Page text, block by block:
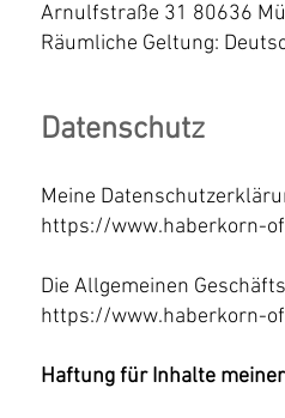
Arnulfstraße 31 80636
Räumliche Geltung:
Datenschutz
Meine
https://www.haberkorn-
Die Allgemeinen
https://www.haberkorn-
Haftung für Inhalte